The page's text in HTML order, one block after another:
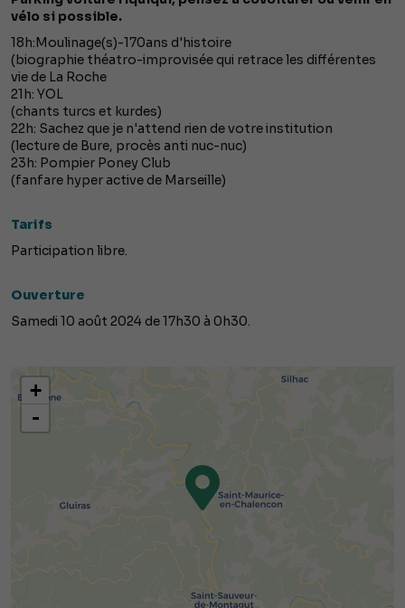
vélo si possible.
18h:Moulinage(s)-170ans d'histoire
(biographie théatro-improvisée qui retrace les différentes
vie de La Roche
21h: YOL
(chants turcs et kurdes)
22h: Sachez que je n'attend rien de votre institution
(lecture de Bure, procès anti nuc-nuc)
23h: Pompier Poney Club
(fanfare hyper active de Marseille)
Tarifs
Participation libre.
Ouverture
Samedi 10 août 2024 de 17h30 à 0h30.
+
-